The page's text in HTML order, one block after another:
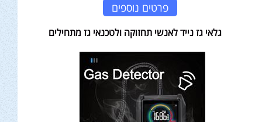
פרטים נוספים
גלאי גז נייד לאנשי תחזוקה ולטכנאי גז מתחילים